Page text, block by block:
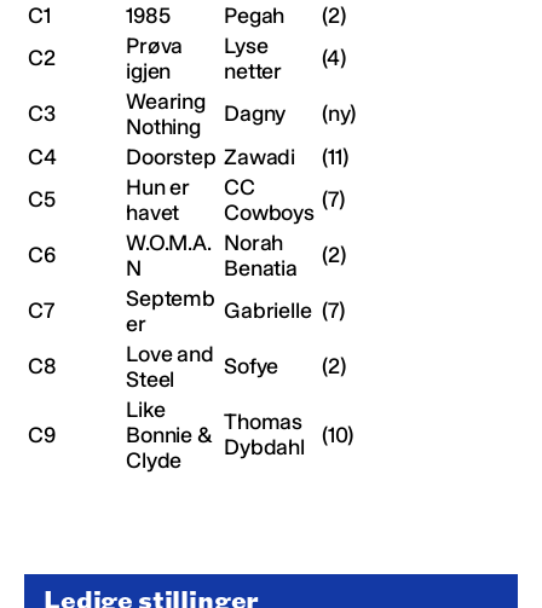
C1
1985 Pegah
(2)
C2
Prøva
igjen
Lyse
netter
(4)
C3
Wearing
Nothing
Dagny
(ny)
C4
Doorstep Zawadi
(11)
C5
Hun er
havet
CC
Cowboys (7)
C6
W.O.M.A.
N
Norah
Benatia
(2)
C7
Septemb
er
Gabrielle (7)
C8
Love and
Steel
Sofye (2)
C9
Like
Bonnie &
Clyde
Thomas
Dybdahl
(10)
Ledige stillinger